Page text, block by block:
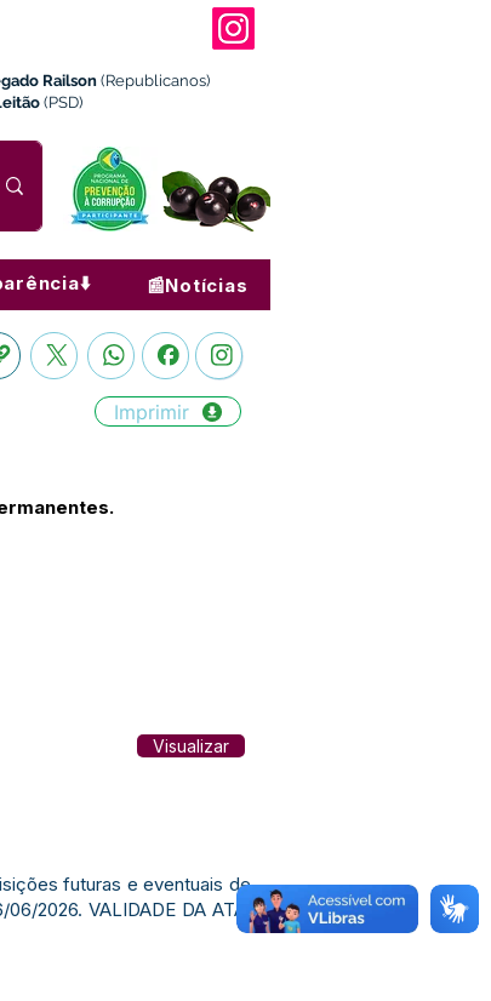
Railson (Republicanos)
(PSD)
📰Notícias
Imprimir
Visualizar
futuras e eventuais de
2026. VALIDADE DA ATA: